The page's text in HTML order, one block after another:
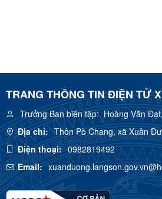
TRANG THÔNG TIN ĐIỆN TỬ
Trưởng Ban biên tập:Hoàng Văn
Địa chỉ: Thôn Pò Chang, xã Xuân
Điện thoại: 0982819492
Email: